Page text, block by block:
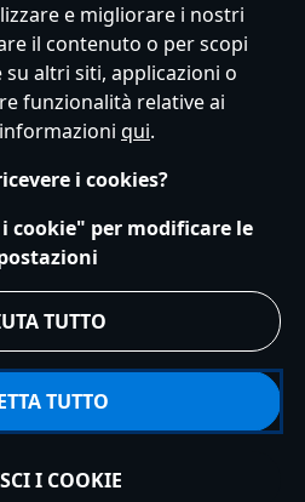
carrello
Trova Negozio
Mappa del Sito
dei dati personali
dei Cookie
Termini e Condizioni generali
s172 Statements
e migliorare i nostri
il contenuto o per scopi
altri siti, applicazioni o
funzionalità relative ai
qui.
i cookies?
cookie" per modificare le
TUTTO
TUTTO
I COOKIE